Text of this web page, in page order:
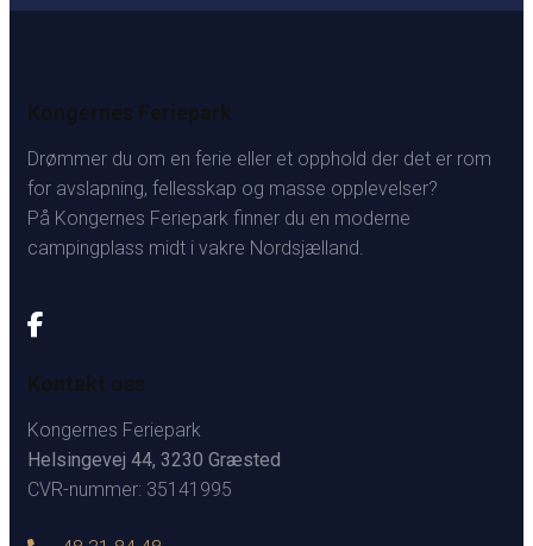
Kongernes Feriepark
Drømmer du om en ferie eller et opphold der det er rom
for avslapning, fellesskap og masse opplevelser?
På Kongernes Feriepark finner du en moderne
campingplass midt i vakre Nordsjælland.
Kontakt oss
Kongernes Feriepark
Helsingevej 44, 3230 Græsted
CVR-nummer: 35141995